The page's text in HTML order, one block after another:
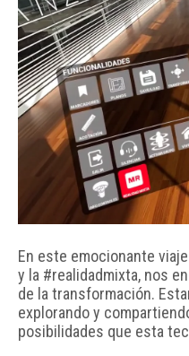
En este emocionante
y la #realidadmixta, nos
de la transformación.
explorando y
posibilidades que esta